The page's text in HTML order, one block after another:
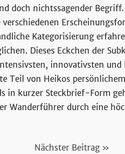
doch nichtssagender
Kategorisierung
Dieses Eckchen der
innovativsten und
Teil von Heikos
in kurzer Steckbrief-Form
Wanderführer durch eine
Nächster Beitrag